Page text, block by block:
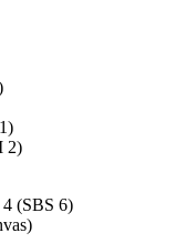
2)
4 (SBS 6)